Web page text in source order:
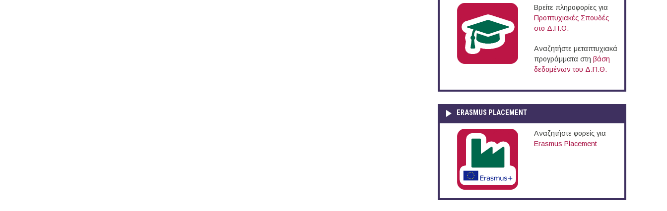
Βρείτε πληροφορίες για
Προπτυχιακές Σπουδές
στο Δ.Π.Θ.
Αναζητήστε μεταπτυχιακά
προγράμματα στη βάση
δεδομένων του Δ.Π.Θ.
ERASMUS PLACEMENT
Αναζητήστε φορείς για
Erasmus Placement